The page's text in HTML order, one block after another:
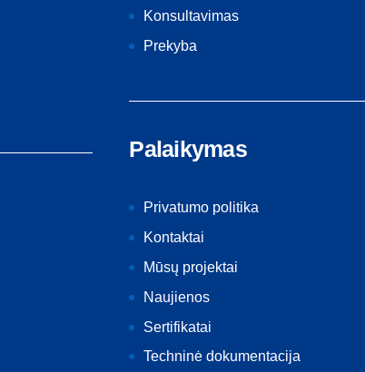
Konsultavimas
Prekyba
Palaikymas
Privatumo politika
Kontaktai
Mūsų projektai
Naujienos
Sertifikatai
Techninė dokumentacija